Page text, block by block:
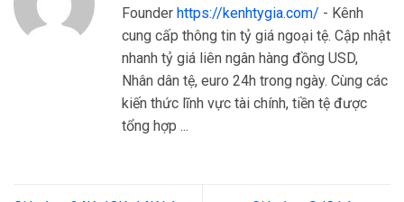
Founder https://kenhtygia.com/ - Kênh
cung cấp thông tin tỷ giá ngoại tệ. Cập nhật
nhanh tỷ giá liên ngân hàng đồng USD,
Nhân dân tệ, euro 24h trong ngày. Cùng các
kiến thức lĩnh vực tài chính, tiền tệ được
tổng hợp ...